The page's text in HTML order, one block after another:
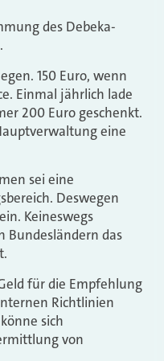
des Debeka-
150 Euro, wenn
Einmal jährlich lade
200 Euro geschenkt.
eine
sei eine
Deswegen
Keineswegs
Bundesländern das
für die Empfehlung
Richtlinien
sich
von